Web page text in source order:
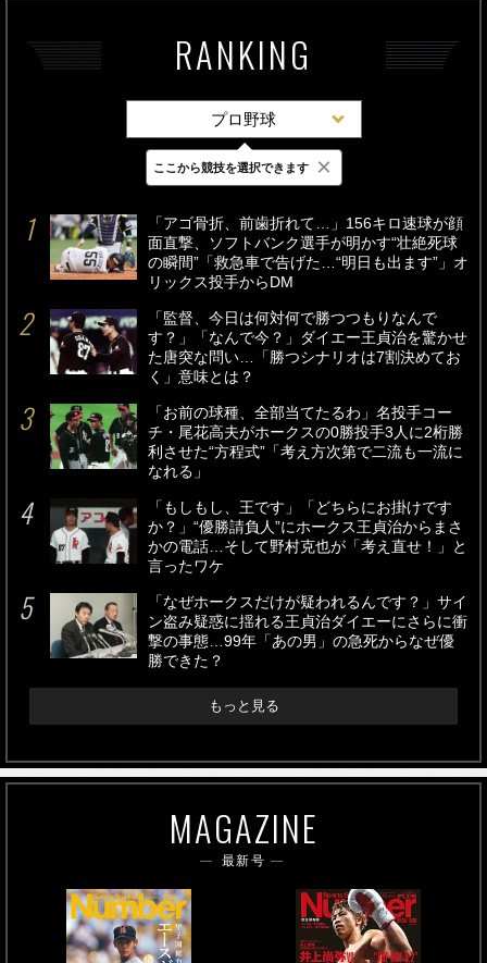
RANKING
プロ野球
最新 24時間 週間
「アゴ骨折、前歯折れて…」156キロ速球が顔
面直撃、ソフトバンク選手が明かす“壮絶死球
の瞬間”「救急車で告げた…“明日も出ます”」オ
リックス投手からDM
「監督、今日は何対何で勝つつもりなんで
す？」「なんで今？」ダイエー王貞治を驚かせ
た唐突な問い…「勝つシナリオは7割決めてお
く」意味とは？
「お前の球種、全部当てたるわ」名投手コー
チ・尾花高夫がホークスの0勝投手3人に2桁勝
利させた“方程式”「考え方次第で二流も一流に
なれる」
「もしもし、王です」「どちらにお掛けです
か？」“優勝請負人”にホークス王貞治からまさ
かの電話…そして野村克也が「考え直せ！」と
言ったワケ
「なぜホークスだけが疑われるんです？」サイ
ン盗み疑惑に揺れる王貞治ダイエーにさらに衝
撃の事態…99年「あの男」の急死からなぜ優
勝できた？
もっと見る
MAGAZINE
最新号
ここから競技を選択できます ×